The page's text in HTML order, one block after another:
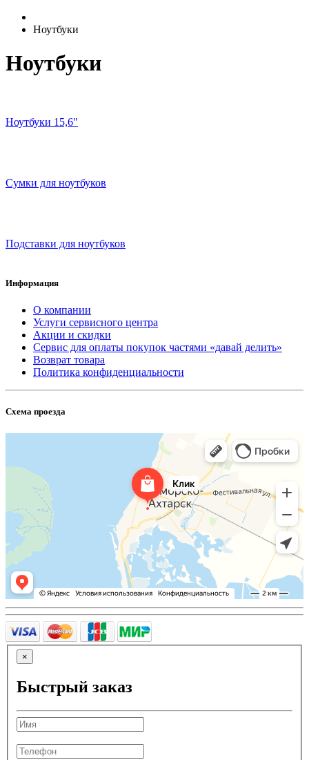
Ноутбуки
Ноутбуки
Ноутбуки 15,6"
Сумки для ноутбуков
Подставки для ноутбуков
Информация
О компании
Услуги сервисного центра
Акции и скидки
Сервис для оплаты покупок частями «давай делить»
Возврат товара
Политика конфиденциальности
Схема проезда
×
Быстрый заказ